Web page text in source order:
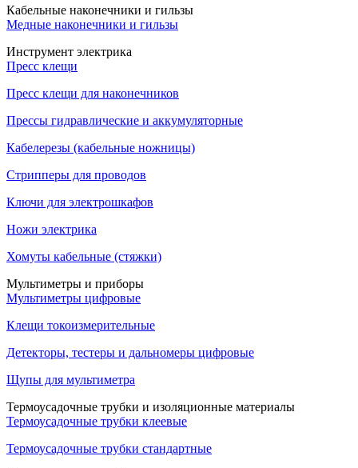
Кабельные наконечники и гильзы
Медные наконечники и гильзы
Инструмент электрика
Пресс клещи
Пресс клещи для наконечников
Прессы гидравлические и аккумуляторные
Кабелерезы (кабельные ножницы)
Стрипперы для проводов
Ключи для электрошкафов
Ножи электрика
Хомуты кабельные (стяжки)
Мультиметры и приборы
Мультиметры цифровые
Клещи токоизмерительные
Детекторы, тестеры и дальномеры цифровые
Щупы для мультиметра
Термоусадочные трубки и изоляционные материалы
Термоусадочные трубки клеевые
Термоусадочные трубки стандартные